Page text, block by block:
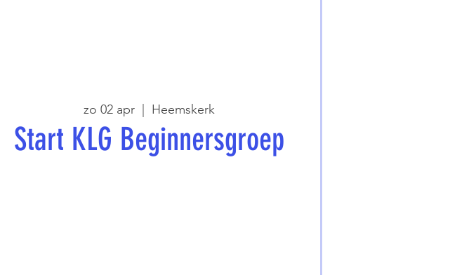
zo 02 apr
  |
Heemskerk
Start KLG Beginnersgroep